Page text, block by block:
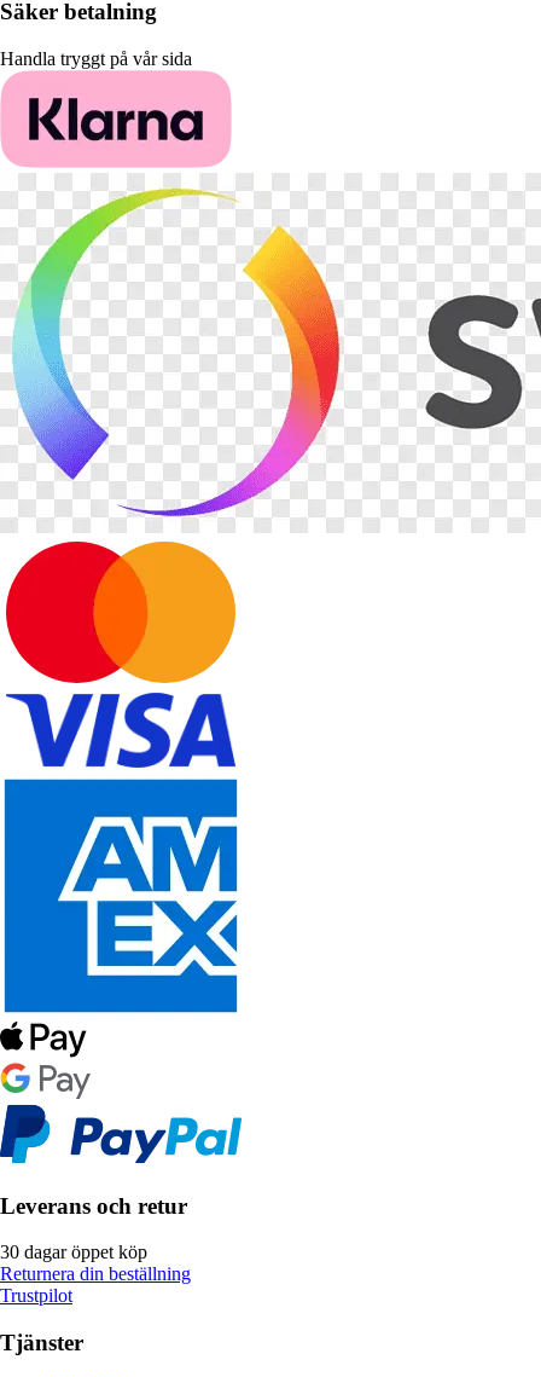
Säker betalning
Handla tryggt på vår sida
Leverans och retur
30 dagar öppet köp
Returnera din beställning
Trustpilot
Tjänster